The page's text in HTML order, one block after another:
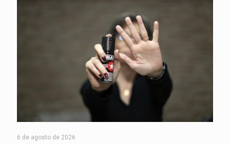
6 de agosto de 2026